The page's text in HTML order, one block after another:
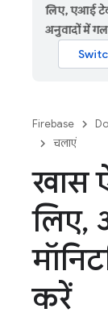
लिए, एआई
अनुवादों में
Firebase
चलाएं
खास
लिए,
करें